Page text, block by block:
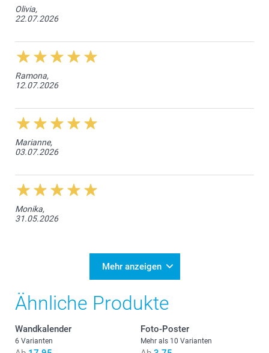
Olivia,
22.07.2026
Ramona,
12.07.2026
Marianne,
03.07.2026
Monika,
31.05.2026
Mehr anzeigen
Ähnliche Produkte
Wandkalender
6 Varianten
Foto-Poster
Mehr als 10 Varianten